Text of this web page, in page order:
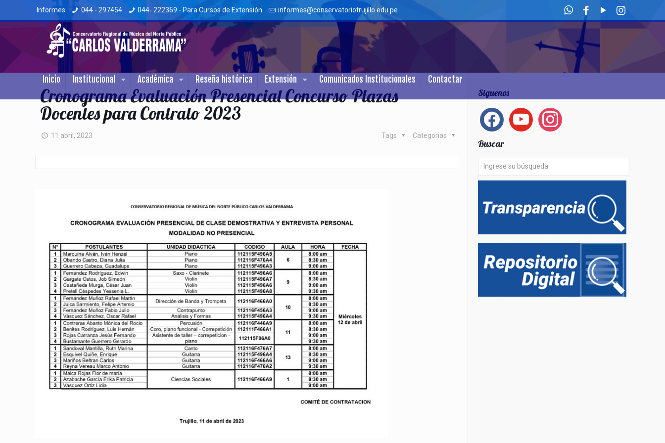
Informes 044 - 297454 044- 222369 - Para Cursos de Extensión informes@conservatoriotrujillo.edu.pe
Inicio Institucional Académica Reseña histórica Extensión Comunicados Institucionales Contactar
Cronograma Evaluación Presencial Concurso Plazas
Docentes para Contrato 2023
11 abril, 2023 Categorias
Tags
Siguenos
facebook youtube instagram
Buscar